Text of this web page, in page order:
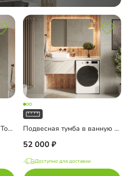
Шкаф над инсталляцией Тосса-3 Подвесная тумба в ванную комнату Тосса-3
52 000
Доступно для доставки